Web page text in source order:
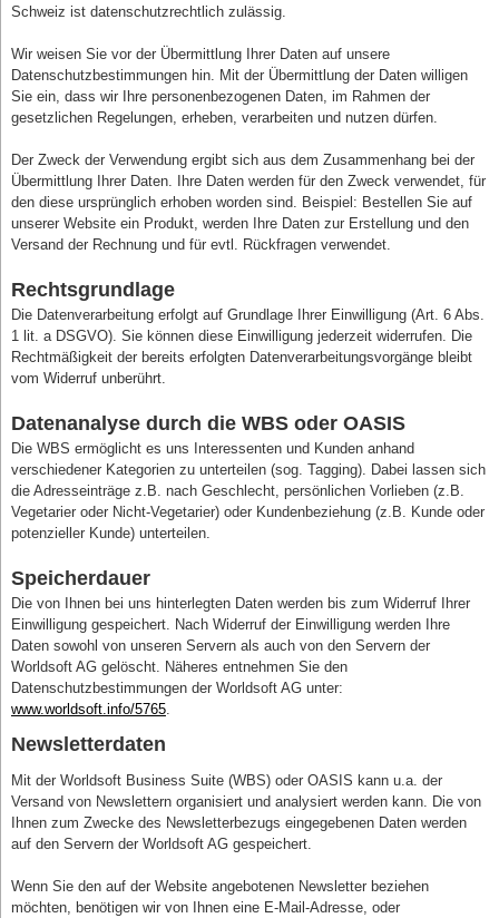
Schweiz ist datenschutzrechtlich zulässig.
Wir weisen Sie vor der Übermittlung Ihrer Daten auf unsere
Datenschutzbestimmungen hin. Mit der Übermittlung der Daten willigen
Sie ein, dass wir Ihre personenbezogenen Daten, im Rahmen der
gesetzlichen Regelungen, erheben, verarbeiten und nutzen dürfen.
Der Zweck der Verwendung ergibt sich aus dem Zusammenhang bei der
Übermittlung Ihrer Daten. Ihre Daten werden für den Zweck verwendet, für
den diese ursprünglich erhoben worden sind. Beispiel: Bestellen Sie auf
unserer Website ein Produkt, werden Ihre Daten zur Erstellung und den
Versand der Rechnung und für evtl. Rückfragen verwendet.
Rechtsgrundlage
Die Datenverarbeitung erfolgt auf Grundlage Ihrer Einwilligung (Art. 6 Abs.
1 lit. a DSGVO). Sie können diese Einwilligung jederzeit widerrufen. Die
Rechtmäßigkeit der bereits erfolgten Datenverarbeitungsvorgänge bleibt
vom Widerruf unberührt.
Datenanalyse durch die WBS oder OASIS
Die WBS ermöglicht es uns Interessenten und Kunden anhand
verschiedener Kategorien zu unterteilen (sog. Tagging). Dabei lassen sich
die Adresseinträge z.B. nach Geschlecht, persönlichen Vorlieben (z.B.
Vegetarier oder Nicht-Vegetarier) oder Kundenbeziehung (z.B. Kunde oder
potenzieller Kunde) unterteilen.
Speicherdauer
Die von Ihnen bei uns hinterlegten Daten werden bis zum Widerruf Ihrer
Einwilligung gespeichert. Nach Widerruf der Einwilligung werden Ihre
Daten sowohl von unseren Servern als auch von den Servern der
Worldsoft AG gelöscht. Näheres entnehmen Sie den
Datenschutzbestimmungen der Worldsoft AG unter:
www.worldsoft.info/5765.
Newsletterdaten
Mit der Worldsoft Business Suite (WBS) oder OASIS kann u.a. der
Versand von Newslettern organisiert und analysiert werden kann. Die von
Ihnen zum Zwecke des Newsletterbezugs eingegebenen Daten werden
auf den Servern der Worldsoft AG gespeichert.
Wenn Sie den auf der Website angebotenen Newsletter beziehen
möchten, benötigen wir von Ihnen eine E-Mail-Adresse, oder